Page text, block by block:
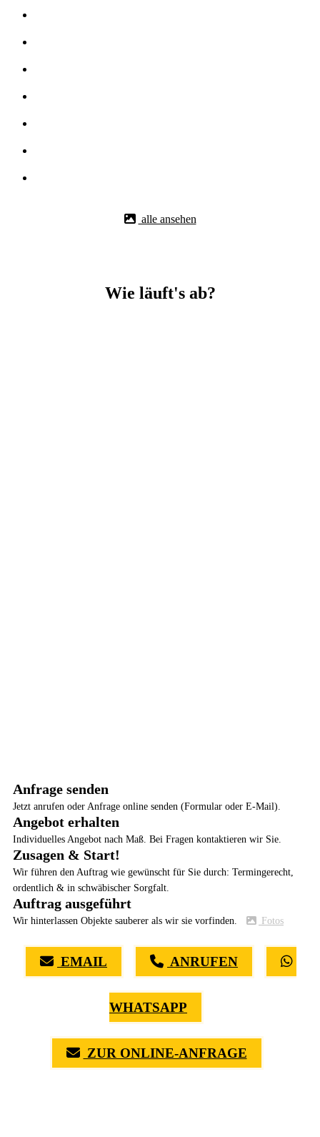
alle ansehen
Wie läuft's ab?
Anfrage senden
Jetzt anrufen oder Anfrage online senden (Formular oder E-Mail).
Angebot erhalten
Individuelles Angebot nach Maß. Bei Fragen kontaktieren wir Sie.
Zusagen & Start!
Wir führen den Auftrag wie gewünscht für Sie durch: Termingerecht,
ordentlich & in schwäbischer Sorgfalt.
Auftrag ausgeführt
Wir hinterlassen Objekte sauberer als wir sie vorfinden. Fotos
EMAIL ANRUFEN
WHATSAPP
ZUR ONLINE-ANFRAGE